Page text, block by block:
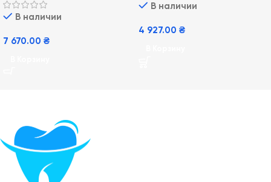
В наличии
7 670.00 ₴
В наличии
4 927.00 ₴